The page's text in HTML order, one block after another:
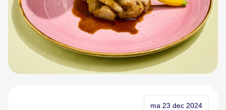
ma 23 dec 2024